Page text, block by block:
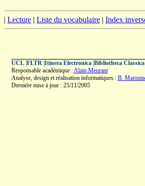
| Lecture | Liste du vocabulaire | Index
UCL| FLTR| Itinera Electronica| Bibliotheca
Responsable académique :Alain Meurant
Analyse, design et réalisation informatiques : B.
Dernière mise à jour : 25/11/2005